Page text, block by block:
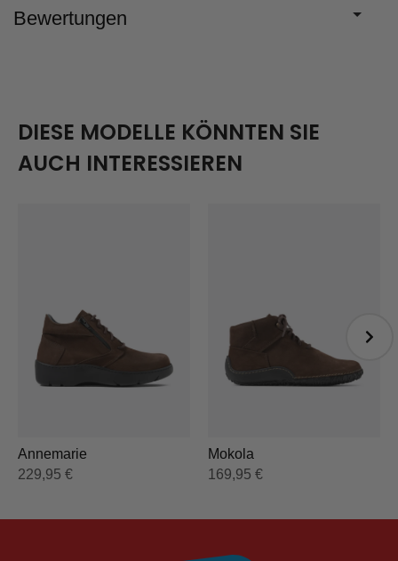
Bewertungen
DIESE MODELLE KÖNNTEN SIE
AUCH INTERESSIEREN
Annemarie
229,95 €
Mokola
169,95 €